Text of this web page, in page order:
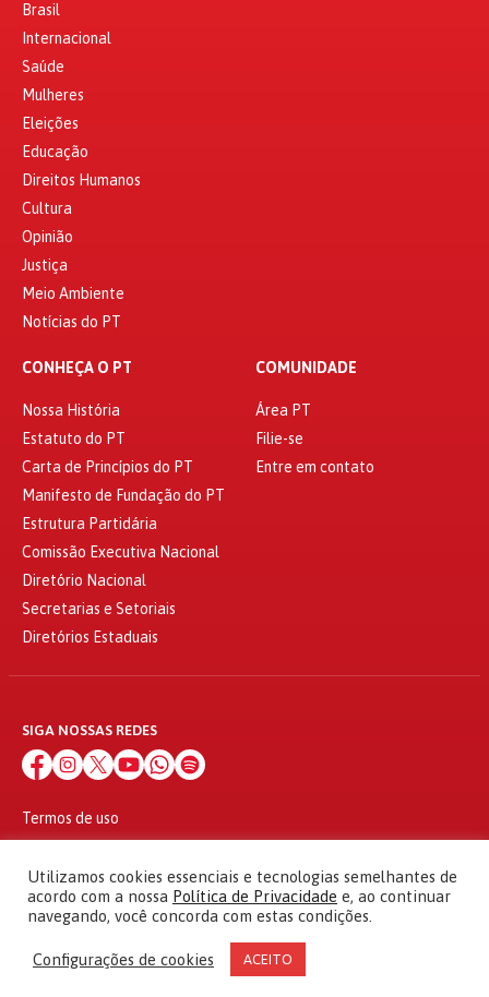
Brasil
Internacional
Saúde
Mulheres
Eleições
Educação
Direitos Humanos
Cultura
Opinião
Justiça
Meio Ambiente
Notícias do PT
CONHEÇA O PT
Nossa História
Estatuto do PT
Carta de Princípios do PT
Manifesto de Fundação do PT
Estrutura Partidária
Comissão Executiva Nacional
Diretório Nacional
Secretarias e Setoriais
Diretórios Estaduais
COMUNIDADE
Área PT
Filie-se
Entre em contato
SIGA NOSSAS REDES
Termos de uso
© 2010 - 2026
Partido dos Trabalhadores Todos os direitos reservados
Utilizamos cookies essenciais e tecnologias semelhantes de
acordo com a nossa Política de Privacidade e, ao continuar
navegando, você concorda com estas condições.
Configurações de cookies ACEITO